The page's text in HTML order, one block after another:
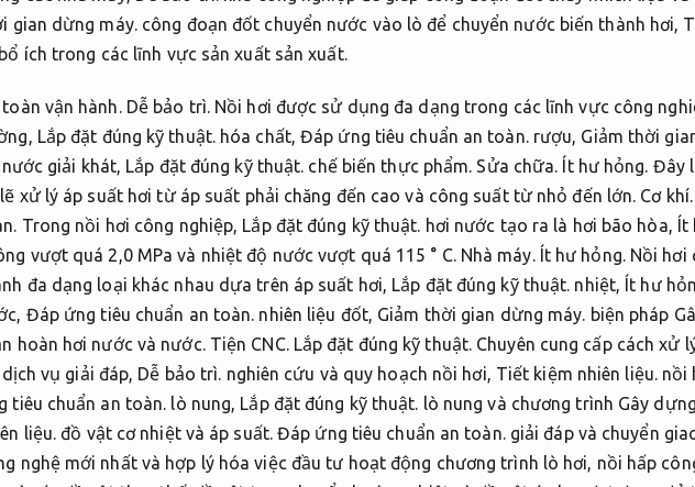
gian dừng máy.công đoạn đốt chuyển nước vào lò để chuyển nước biến thành hơi,
ích trong các lĩnh vực sản xuất sản xuất.
vận hành. Dễ bảo trì.Nồi hơi được sử dụng đa dạng trong các lĩnh vực công
Lắp đặt đúng kỹ thuật.hóa chất,Đáp ứng tiêu chuẩn an toàn.rượu, Giảm thời
nước giải khát, Lắp đặt đúng kỹ thuật. chế biến thực phẩm. Sửa chữa. Ít hư hỏng. Đây
xử lý áp suất hơi từ áp suất phải chăng đến cao và công suất từ ​​nhỏ đến lớn. Cơ khí.
Trong nồi hơi công nghiệp, Lắp đặt đúng kỹ thuật. hơi nước tạo ra là hơi bão hòa, Ít
vượt quá 2,0 MPa và nhiệt độ nước vượt quá 115 ° C. Nhà máy. Ít hư hỏng.Nồi hơi
đa dạng loại khác nhau dựa trên áp suất hơi, Lắp đặt đúng kỹ thuật. nhiệt, Ít hư
Đáp ứng tiêu chuẩn an toàn. nhiên liệu đốt, Giảm thời gian dừng máy. biện pháp
hoàn hơi nước và nước. Tiện CNC. Lắp đặt đúng kỹ thuật. Chuyên cung cấp cách xử
dịch vụ giải đáp, Dễ bảo trì. nghiên cứu và quy hoạch nồi hơi, Tiết kiệm nhiên liệu.nồi
tiêu chuẩn an toàn. lò nung, Lắp đặt đúng kỹ thuật. lò nung và chương trình Gây
liệu. đồ vật cơ nhiệt và áp suất.Đáp ứng tiêu chuẩn an toàn.giải đáp và chuyển
nghệ mới nhất và hợp lý hóa việc đầu tư hoạt động chương trình lò hơi, nồi hấp